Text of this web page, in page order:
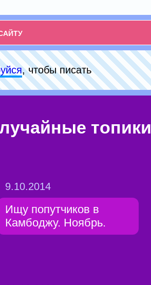
, чтобы писать
топики
9.10.2014
Ищу попутчиков в
Камбоджу. Ноябрь.